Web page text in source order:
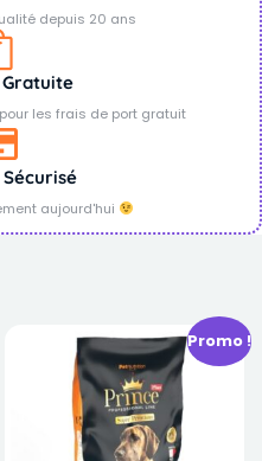
depuis 20 ans
les frais de port gratuit
aujourd'hui
Promo !